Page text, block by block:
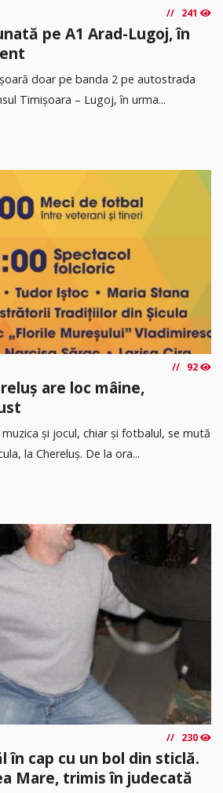
241
pe A1 Arad-Lugoj, în
doar pe banda 2 pe autostrada
Timişoara – Lugoj, în urma...
92
are loc mâine,
și jocul, chiar și fotbalul, se mută
la Chereluș. De la ora...
230
în cap cu un bol din sticlă.
Mare, trimis în judecată